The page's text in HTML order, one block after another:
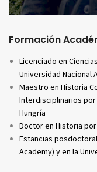
Formación
Licenciado en
Universidad Nacional
Maestro en Historia
Interdisciplinarios por
Hungría
Doctor en Historia
Estancias
Academy) y en la